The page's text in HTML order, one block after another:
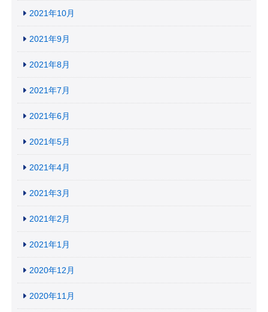
2021年10月
2021年9月
2021年8月
2021年7月
2021年6月
2021年5月
2021年4月
2021年3月
2021年2月
2021年1月
2020年12月
2020年11月